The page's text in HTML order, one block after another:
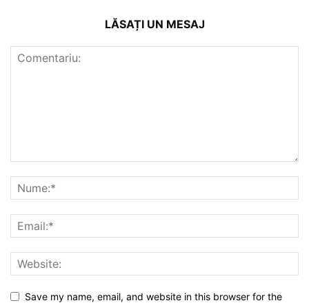
LĂSAȚI UN MESAJ
Save my name, email, and website in this browser for the